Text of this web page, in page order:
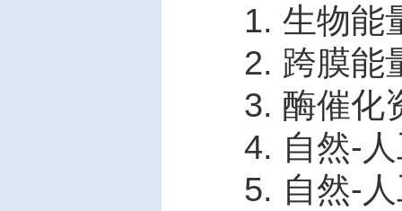
1. 生物能
2. 跨膜能
3. 酶催化
4. 自然-
5. 自然-